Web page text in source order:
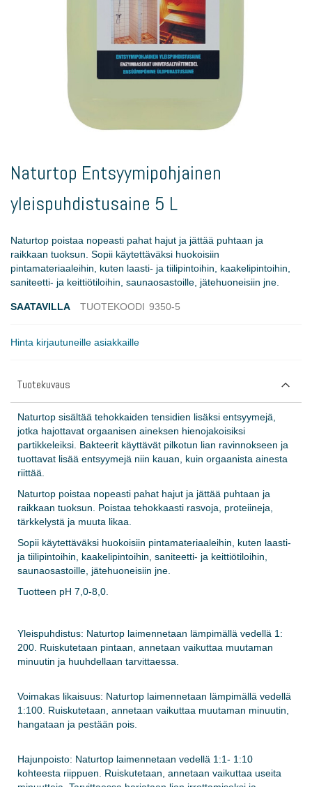
the
of
the
gallery
Naturtop Entsyymipohjainen
yleispuhdistusaine 5 L
Naturtop poistaa nopeasti pahat hajut ja jättää puhtaan ja
raikkaan tuoksun. Sopii käytettäväksi huokoisiin
pintamateriaaleihin, kuten laasti- ja tiilipintoihin, kaakelipintoihin,
saniteetti- ja keittiötiloihin, saunaosastoille, jätehuoneisiin jne.
SAATAVILLA TUOTEKOODI 9350-5
Hinta kirjautuneille asiakkaille
Tuotekuvaus
Naturtop sisältää tehokkaiden tensidien lisäksi entsyymejä,
jotka hajottavat orgaanisen aineksen hienojakoisiksi
partikkeleiksi. Bakteerit käyttävät pilkotun lian ravinnokseen ja
tuottavat lisää entsyymejä niin kauan, kuin orgaanista ainesta
riittää.
Naturtop poistaa nopeasti pahat hajut ja jättää puhtaan ja
raikkaan tuoksun. Poistaa tehokkaasti rasvoja, proteiineja,
tärkkelystä ja muuta likaa.
Sopii käytettäväksi huokoisiin pintamateriaaleihin, kuten laasti-
ja tiilipintoihin, kaakelipintoihin, saniteetti- ja keittiötiloihin,
saunaosastoille, jätehuoneisiin jne.
Tuotteen pH 7,0-8,0.
Yleispuhdistus: Naturtop laimennetaan lämpimällä vedellä 1:
200. Ruiskutetaan pintaan, annetaan vaikuttaa muutaman
minuutin ja huuhdellaan tarvittaessa.
Voimakas likaisuus: Naturtop laimennetaan lämpimällä vedellä
1:100. Ruiskutetaan, annetaan vaikuttaa muutaman minuutin,
hangataan ja pestään pois.
Hajunpoisto: Naturtop laimennetaan vedellä 1:1- 1:10
kohteesta riippuen. Ruiskutetaan, annetaan vaikuttaa useita